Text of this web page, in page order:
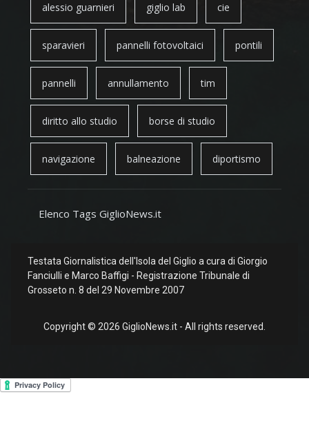
alessio guarnieri giglio lab cie
sparavieri pannelli fotovoltaici pontili
pannelli annullamento tim
diritto allo studio borse di studio
navigazione balneazione diportismo
Elenco Tags GiglioNews.it
Testata Giornalistica dell'Isola del Giglio a cura di Giorgio
Fanciulli e Marco Baffigi - Registrazione Tribunale di
Grosseto n. 8 del 29 Novembre 2007
Copyright © 2026 GiglioNews.it - All rights reserved.